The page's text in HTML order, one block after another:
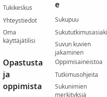
Tukikeskus
Yhteystiedot
Oma
käyttäjätilisi
Opastusta
ja
oppimista
e
Sukupuu
Suvun kuvien
jakaminen
Oppimisaineistoa
Tutkimusohjeita
Sukunimien
merkityksiä